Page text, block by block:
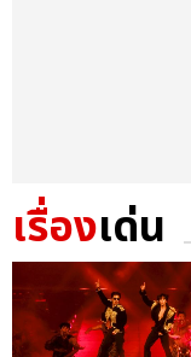
เรื่องเด่น